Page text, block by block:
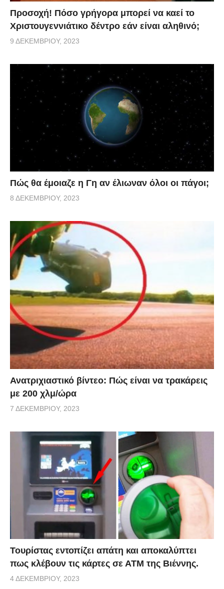
Προσοχή! Πόσο γρήγορα μπορεί να καεί το
Χριστουγεννιάτικο δέντρο εάν είναι αληθινό;
9 ΔΕΚΕΜΒΡΊΟΥ, 2023
Πώς θα έμοιαζε η Γη αν έλιωναν όλοι οι πάγοι;
8 ΔΕΚΕΜΒΡΊΟΥ, 2023
Ανατριχιαστικό βίντεο: Πώς είναι να τρακάρεις
με 200 χλμ/ώρα
7 ΔΕΚΕΜΒΡΊΟΥ, 2023
Τουρίστας εντοπίζει απάτη και αποκαλύπτει
πως κλέβουν τις κάρτες σε ΑΤΜ της Βιέννης.
4 ΔΕΚΕΜΒΡΊΟΥ, 2023